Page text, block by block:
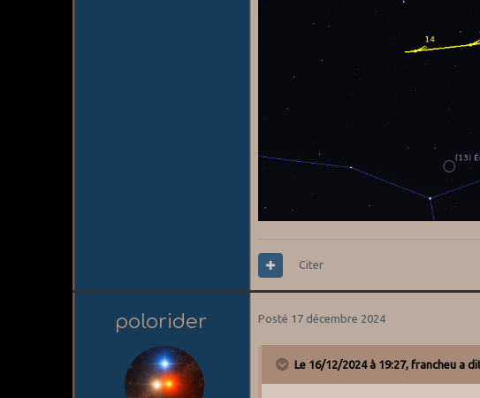
Citer
polorider Posté 17 décembre 2024
Le 16/12/2024 à 19:27,francheu a